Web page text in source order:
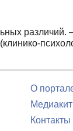
различий.
О
Медиакит
Контакты